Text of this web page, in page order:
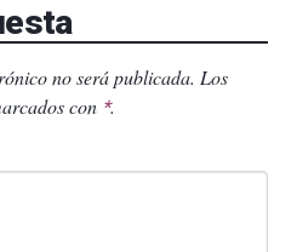
no será publicada. Los
con *.